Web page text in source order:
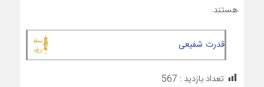
هستند.
قدرت شفیعی
تعداد بازدید : 567